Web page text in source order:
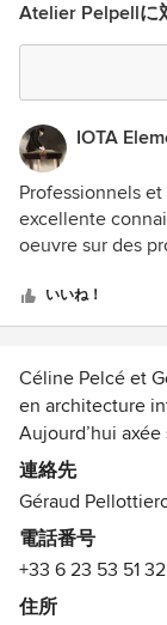
Atelier Pelpellに
IOTA
Professionnels
excellente
oeuvre sur des
いいね！
Céline Pelcé et
en architecture
Aujourd’hui
pratique de
dessin de
mobiliers, ainsi
complémentaire
連絡先
Géraud
電話番号
+33 6 23 53 51 32
住所